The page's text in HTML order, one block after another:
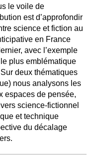
le voile de
est d’approfondir
science et fiction au
en France
avec l’exemple
plus emblématique
deux thématiques
nous analysons les
espaces de pensée,
science-fictionnel
et technique
du décalage